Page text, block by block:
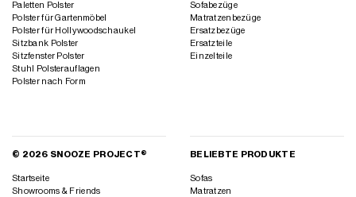
Paletten Polster
Polster für Gartenmöbel
Polster für Hollywoodschaukel
Sitzbank Polster
Sitzfenster Polster
Stuhl Polsterauflagen
Polster nach Form
Sofabezüge
Matratzenbezüge
Ersatzbezüge
Ersatzteile
Einzelteile
© 2026 SNOOZE PROJECT®
Startseite
Showrooms & Friends
BELIEBTE PRODUKTE
Sofas
Matratzen